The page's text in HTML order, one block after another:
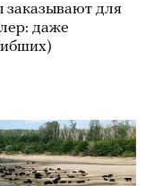
заказывают для
даже